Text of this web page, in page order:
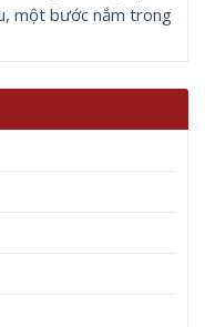
một bước nắm trong